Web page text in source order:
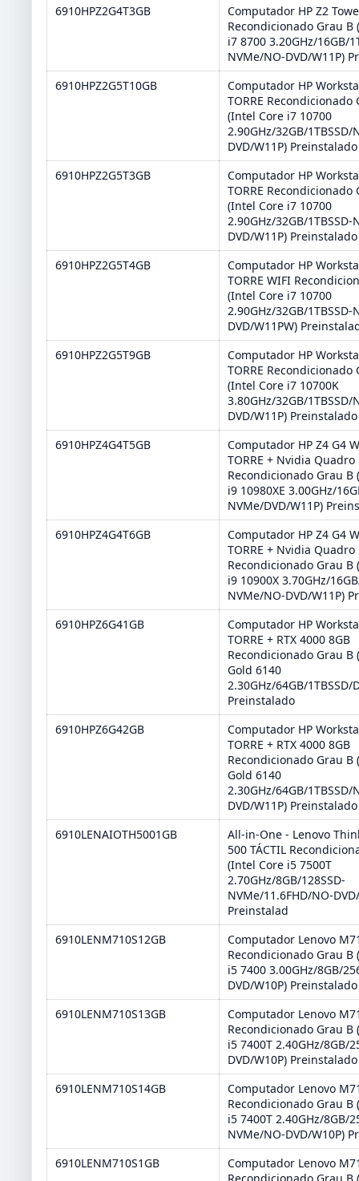
6910HPZ2G4T3GB
Computador HP Z2
Recondicionado Grau B
i7 8700 3.20GHz/16GB/
NVMe/NO-DVD/W11P)
6910HPZ2G5T10GB
Computador HP
TORRE Recondicionado
(Intel Core i7 10700
2.90GHz/32GB/1TBSSD/
DVD/W11P) Preinstalado
6910HPZ2G5T3GB
Computador HP
TORRE Recondicionado
(Intel Core i7 10700
2.90GHz/32GB/1TBSSD-
DVD/W11P) Preinstalado
6910HPZ2G5T4GB
Computador HP
TORRE WIFI
(Intel Core i7 10700
2.90GHz/32GB/1TBSSD-
DVD/W11PW)
6910HPZ2G5T9GB
Computador HP
TORRE Recondicionado
(Intel Core i7 10700K
3.80GHz/32GB/1TBSSD/
DVD/W11P) Preinstalado
6910HPZ4G4T5GB
Computador HP Z4 G4
TORRE + Nvidia Quadro
Recondicionado Grau B
i9 10980XE 3.00GHz/
NVMe/DVD/W11P)
6910HPZ4G4T6GB
Computador HP Z4 G4
TORRE + Nvidia Quadro
Recondicionado Grau B
i9 10900X 3.70GHz/
NVMe/NO-DVD/W11P)
6910HPZ6G41GB
Computador HP
TORRE + RTX 4000 8GB
Recondicionado Grau B
Gold 6140
2.30GHz/64GB/1TBSSD/
Preinstalado
6910HPZ6G42GB
Computador HP
TORRE + RTX 4000 8GB
Recondicionado Grau B
Gold 6140
2.30GHz/64GB/1TBSSD/
DVD/W11P) Preinstalado
6910LENAIOTH5001GB
All-in-One - Lenovo
500 TÁCTIL
(Intel Core i5 7500T
2.70GHz/8GB/128SSD-
NVMe/11.6FHD/NO-
Preinstalad
6910LENM710S12GB
Computador Lenovo
Recondicionado Grau B
i5 7400 3.00GHz/8GB/
DVD/W10P) Preinstalado
6910LENM710S13GB
Computador Lenovo
Recondicionado Grau B
i5 7400T 2.40GHz/8GB/
DVD/W10P) Preinstalado
6910LENM710S14GB
Computador Lenovo
Recondicionado Grau B
i5 7400T 2.40GHz/8GB/
NVMe/NO-DVD/W10P)
6910LENM710S1GB
Computador Lenovo